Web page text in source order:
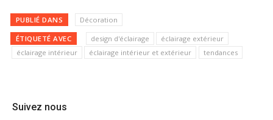
PUBLIÉ DANS Décoration
ÉTIQUETÉ AVEC design d'éclairage
éclairage extérieur
éclairage intérieur
éclairage intérieur et extérieur tendances
Suivez nous